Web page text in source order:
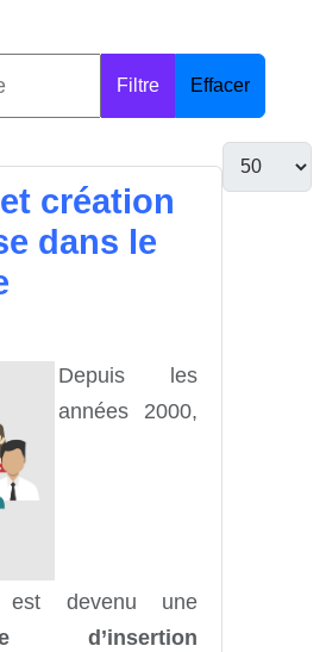
Filtre Effacer
création
dans le
Depuis les
années 2000,
est devenu une
d’insertion